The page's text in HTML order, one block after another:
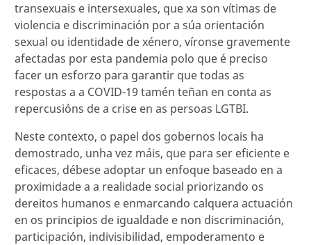
transexuais e intersexuales, que xa son vítimas de
violencia e discriminación por a súa orientación
sexual ou identidade de xénero, víronse gravemente
afectadas por esta pandemia polo que é preciso
facer un esforzo para garantir que todas as
respostas a a COVID-19 tamén teñan en conta as
repercusións de a crise en as persoas LGTBI.
Neste contexto, o papel dos gobernos locais ha
demostrado, unha vez máis, que para ser eficiente e
eficaces, débese adoptar un enfoque baseado en a
proximidade a a realidade social priorizando os
dereitos humanos e enmarcando calquera actuación
en os principios de igualdade e non discriminación,
participación, indivisibilidad, empoderamento e